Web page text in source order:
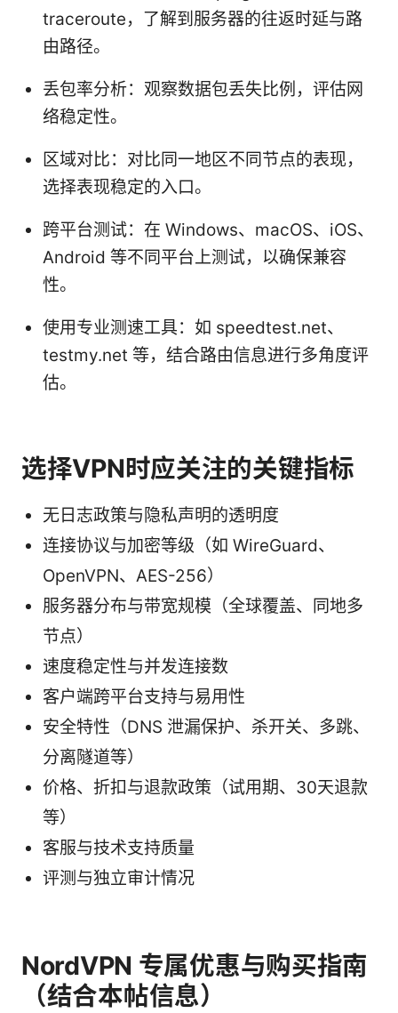
traceroute，了解到服务器的往返时延与路
由路径。
丢包率分析：观察数据包丢失比例，评估网
络稳定性。
区域对比：对比同一地区不同节点的表现，
选择表现稳定的入口。
跨平台测试：在 Windows、macOS、iOS、
Android 等不同平台上测试，以确保兼容
性。
使用专业测速工具：如 speedtest.net、
testmy.net 等，结合路由信息进行多角度评
估。
选择VPN时应关注的关键指标
无日志政策与隐私声明的透明度
连接协议与加密等级（如 WireGuard、
OpenVPN、AES-256）
服务器分布与带宽规模（全球覆盖、同地多
节点）
速度稳定性与并发连接数
客户端跨平台支持与易用性
安全特性（DNS 泄漏保护、杀开关、多跳、
分离隧道等）
价格、折扣与退款政策（试用期、30天退款
等）
客服与技术支持质量
评测与独立审计情况
NordVPN 专属优惠与购买指南
（结合本帖信息）